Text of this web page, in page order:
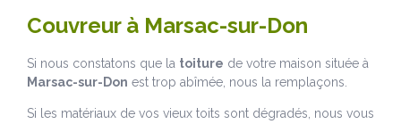
Couvreur à Marsac-sur-Don
Si nous constatons que la toiture de votre maison située à
Marsac-sur-Don est trop abîmée, nous la remplaçons.
Si les matériaux de vos vieux toits sont dégradés, nous vous